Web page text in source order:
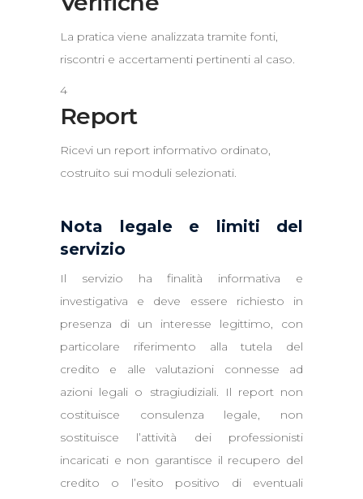
La pratica viene analizzata tramite fonti,
riscontri e accertamenti pertinenti al caso.
4
Report
Ricevi un report informativo ordinato,
costruito sui moduli selezionati.
Nota legale e limiti del
servizio
Il servizio ha finalità informativa e
investigativa e deve essere richiesto in
presenza di un interesse legittimo, con
particolare riferimento alla tutela del
credito e alle valutazioni connesse ad
azioni legali o stragiudiziali. Il report non
costituisce consulenza legale, non
sostituisce l’attività dei professionisti
incaricati e non garantisce il recupero del
credito o l’esito positivo di eventuali